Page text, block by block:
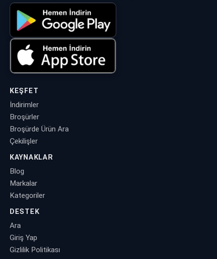
KEŞFET
İndirimler
Broşürler
Broşürde Ürün Ara
Çekilişler
KAYNAKLAR
Blog
Markalar
Kategoriler
DESTEK
Ara
Giriş Yap
Gizlilik Politikası